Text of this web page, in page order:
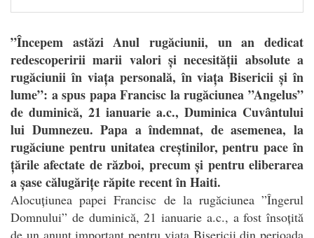
”Începem astăzi Anul rugăciunii, un an dedicat
redescoperirii marii valori și necesității absolute a
rugăciunii în viața personală, în viața Bisericii și în
lume”: a spus papa Francisc la rugăciunea ”Angelus”
de duminică, 21 ianuarie a.c., Duminica Cuvântului
lui Dumnezeu. Papa a îndemnat, de asemenea, la
rugăciune pentru unitatea creștinilor, pentru pace în
țările afectate de război, precum și pentru eliberarea
a șase călugărițe răpite recent în Haiti.
Alocuțiunea papei Francisc de la rugăciunea ”Îngerul
Domnului” de duminică, 21 ianuarie a.c., a fost însoțită
de un anunț important pentru viața Bisericii din perioada